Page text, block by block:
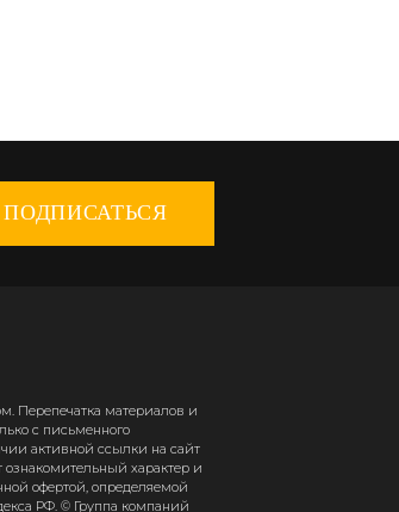
ПОДПИСАТЬСЯ
Перепечатка материалов и
с письменного
активной ссылки на сайт
ознакомительный характер и
офертой, определяемой
РФ. © Группа компаний